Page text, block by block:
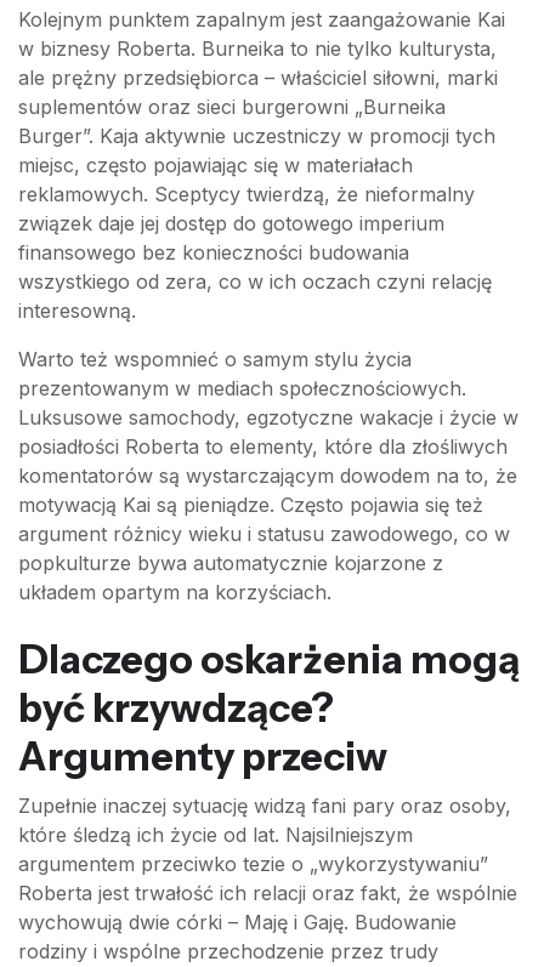
Kolejnym punktem zapalnym jest zaangażowanie Kai
w biznesy Roberta. Burneika to nie tylko kulturysta,
ale prężny przedsiębiorca – właściciel siłowni, marki
suplementów oraz sieci burgerowni „Burneika
Burger”. Kaja aktywnie uczestniczy w promocji tych
miejsc, często pojawiając się w materiałach
reklamowych. Sceptycy twierdzą, że nieformalny
związek daje jej dostęp do gotowego imperium
finansowego bez konieczności budowania
wszystkiego od zera, co w ich oczach czyni relację
interesowną.
Warto też wspomnieć o samym stylu życia
prezentowanym w mediach społecznościowych.
Luksusowe samochody, egzotyczne wakacje i życie w
posiadłości Roberta to elementy, które dla złośliwych
komentatorów są wystarczającym dowodem na to, że
motywacją Kai są pieniądze. Często pojawia się też
argument różnicy wieku i statusu zawodowego, co w
popkulturze bywa automatycznie kojarzone z
układem opartym na korzyściach.
Dlaczego oskarżenia mogą
być krzywdzące?
Argumenty przeciw
Zupełnie inaczej sytuację widzą fani pary oraz osoby,
które śledzą ich życie od lat. Najsilniejszym
argumentem przeciwko tezie o „wykorzystywaniu”
Roberta jest trwałość ich relacji oraz fakt, że wspólnie
wychowują dwie córki – Maję i Gaję. Budowanie
rodziny i wspólne przechodzenie przez trudy